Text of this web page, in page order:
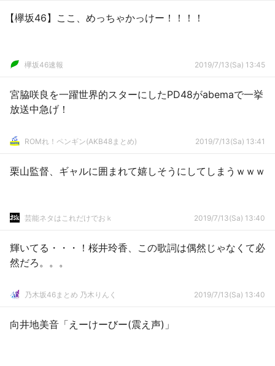
【欅坂46】ここ、めっちゃかっけー！！！！
欅坂46速報 2019/7/13(Sa) 13:45
宮脇咲良を一躍世界的スターにしたPD48がabemaで一挙
放送中急げ！
ROMれ！ペンギン(AKB48まとめ) 2019/7/13(Sa) 13:41
栗山監督、ギャルに囲まれて嬉しそうにしてしまうｗｗｗ
芸能ネタはこれだけでおｋ 2019/7/13(Sa) 13:40
輝いてる・・・！桜井玲香、この歌詞は偶然じゃなくて必
然だろ。。。
乃木坂46まとめ 乃木りんく 2019/7/13(Sa) 13:40
向井地美音「えーけーびー(震え声)」